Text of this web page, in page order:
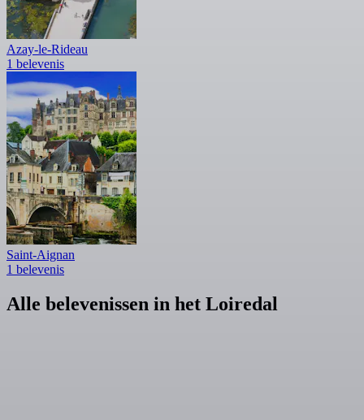
Azay-le-Rideau
1 belevenis
Saint-Aignan
1 belevenis
Alle belevenissen in het Loiredal